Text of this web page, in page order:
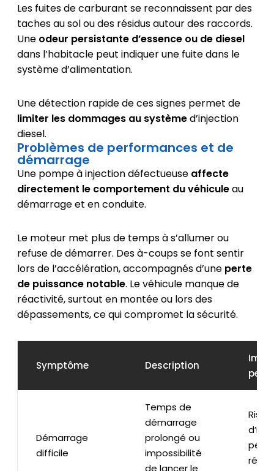
Les fuites de carburant se reconnaissent par des
taches au sol ou des résidus autour des raccords.
Une odeur persistante d’essence ou de diesel
dans l’habitacle peut indiquer une fuite dans le
système d’alimentation.
Une détection rapide de ces signes permet de
limiter les dommages au systèmed’injection
diesel.
Problèmes de performances et de
démarrage
Une pompe à injection défectueuse affecte
directement le comportement du véhiculeau
démarrage et en conduite.
Le moteur met plus de temps à s’allumer ou
refuse de démarrer. Des à-coups se font sentir
lors de l’accélération, accompagnés d’une perte
de puissance notable. Le véhicule manque de
réactivité, surtout en montée ou lors des
dépassements, ce qui compromet la sécurité.
Symptôme Description
Démarrage
difficile
Temps de
démarrage
prolongé ou
impossibilité
de lancer le